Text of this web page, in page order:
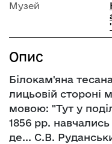
Музей
Опис
Білокам'яна
лицьовій стороні
мовою: "Тут у
1856 рр.
де... С.В.